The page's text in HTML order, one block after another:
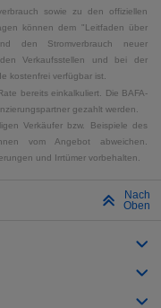
sowie zu den offiziellen
können dem "Leitfaden über
den Stromverbrauch neuer
Verkaufsstellen und bei der
kostenfrei verfügbar ist.
bereits einkalkuliert. Die BAFA-
gezahlt werden.
Verkäufer bzw. Beispiele des
vom Angebot abweichen.
und Irrtümer vorbehalten.
Nach
Oben